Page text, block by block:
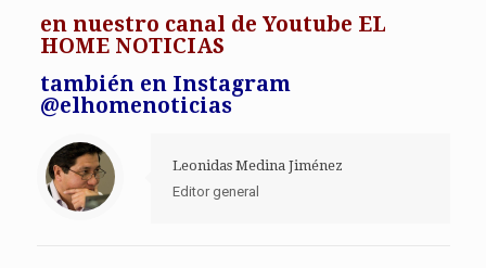
en nuestro canal de Youtube EL
HOME NOTICIAS
también en Instagram
@elhomenoticias
Leonidas Medina Jiménez
Editor general